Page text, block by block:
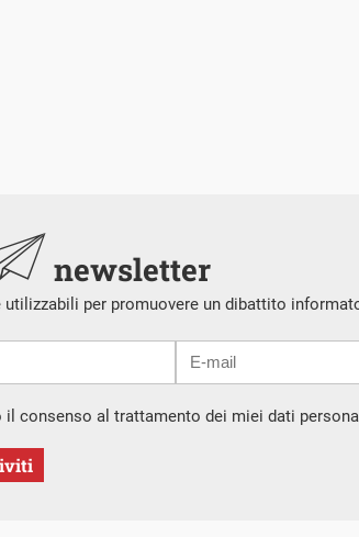
newsletter
per promuovere un dibattito
consenso al trattamento dei miei dati